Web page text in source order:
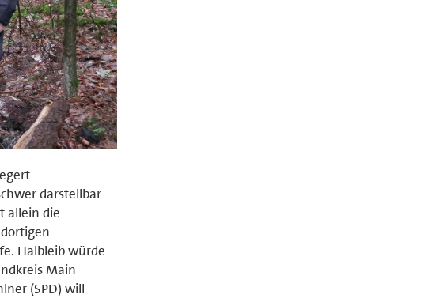
darstellbar
allein die
Halbleib würde
Main
(SPD) will